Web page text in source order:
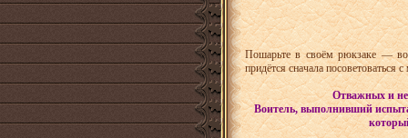
Пошарьте в своём рюкзаке —
придётся сначала посоветоваться с
Отважных и
Воитель,выполнивший